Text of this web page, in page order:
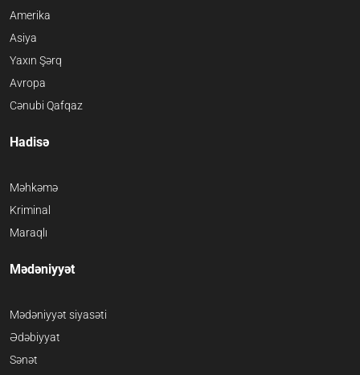
Amerika
Asiya
Yaxın Şərq
Avropa
Cənubi Qafqaz
Hadisə
Məhkəmə
Kriminal
Maraqlı
Mədəniyyət
Mədəniyyət siyasəti
Ədəbiyyat
Sənət